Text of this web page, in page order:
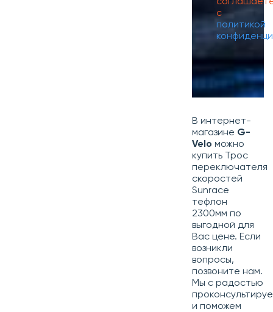
с
политикой
В интернет-
магазине G-
Velo можно
купить Трос
переключателя
скоростей
Sunrace
тефлон
2300мм по
выгодной для
Вас цене. Если
возникли
вопросы,
позвоните нам.
Мы с радостью
и поможем